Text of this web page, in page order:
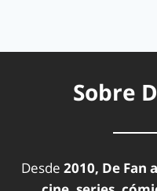
Sobre
Desde 2010, De Fan